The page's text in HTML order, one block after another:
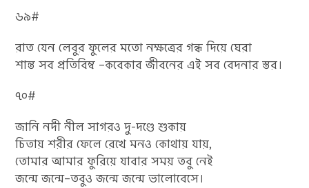
৬৯#
রাত যেন লেবুর ফুলের মতো নক্ষত্রের গন্ধ দিয়ে ঘেরা
শান্ত সব প্রতিবিম্ব –কবেকার জীবনের এই সব বেদনার স্তর।
৭০#
জানি নদী নীল সাগরও দু-দণ্ডে শুকায়
চিতায় শরীর ফেলে রেখে মনও কোথায় যায়,
তোমার আমার ফুরিয়ে যাবার সময় তবু নেই
জন্মে জন্মে–তবুও জন্মে জন্মে ভালোবেসে।